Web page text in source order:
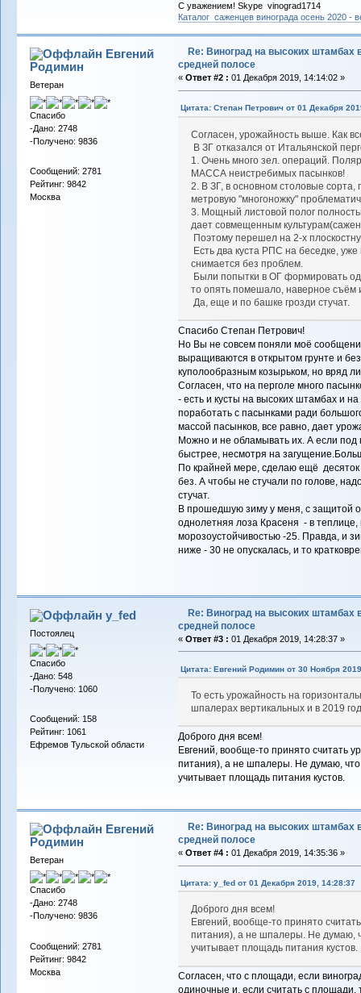
С уважением! Skype vinograd1714
Каталог саженцев винограда осень 2020 -
Евгений
Родимин
Ветеран
Спасибо
-Дано: 2748
-Получено: 9836
Сообщений: 2781
Рейтинг: 9842
Москва
Re: Виноград на высоких штамбах
средней полосе
« Ответ #2 : 01 Декабря 2019, 14:14:02 »
Цитата: Степан Петрович от 01 Декабря
Согласен, урожайность выше. Как
В ЗГ отказался от Итальянской
1. Очень много зел. операций.
МАССА неистребимых пасынков!
2. В ЗГ, в основном столовые сорта,
метровую "многоножку"
3. Мощный листовой полог
дает совмещенным
Поэтому перешел на 2-х
Есть два куста РПС на беседке,
снимается без проблем.
Были попытки в ОГ формировать
то опять помешало, наверное съём
Да, еще и по башке грозди стучат.
Спасибо Степан Петрович!
Но Вы не совсем поняли моё
выращиваются в открытом грунте и
куполообразным козырьком, но вряд
Согласен, что на перголе много
- есть и кусты на высоких штамбах и
поработать с пасынками ради
массой пасынков, все равно, дает
Можно и не обламывать их. А если под
быстрее, несмотря на
По крайней мере, сделаю ещё
без. А чтобы не стучали по голове,
стучат.
В прошедшую зиму у меня, с защитой
однолетняя лоза Красеня - в теплице,
морозоустойчивостью -25. Правда, и
ниже - 30 не опускалась, и то
y_fed
Постоялец
Спасибо
-Дано: 548
-Получено: 1060
Сообщений: 158
Рейтинг: 1061
Ефремов Тульской области
Re: Виноград на высоких штамбах
средней полосе
« Ответ #3 : 01 Декабря 2019, 14:28:37 »
Цитата: Евгений Родимин от 30 Ноября
То есть урожайность на
шпалерах вертикальных и в 2019
Доброго дня всем!
Евгений, вообще-то принято считать
питания), а не шпалеры. Не думаю,
учитывает площадь питания кустов.
Евгений
Родимин
Ветеран
Спасибо
-Дано: 2748
-Получено: 9836
Сообщений: 2781
Рейтинг: 9842
Москва
Re: Виноград на высоких штамбах
средней полосе
« Ответ #4 : 01 Декабря 2019, 14:35:36 »
Цитата: y_fed от 01 Декабря 2019, 14:28:37
Доброго дня всем!
Евгений, вообще-то принято
питания), а не шпалеры. Не думаю,
учитывает площадь питания кустов.
Согласен, что с площади, если
одиночные и, если считать с площади,